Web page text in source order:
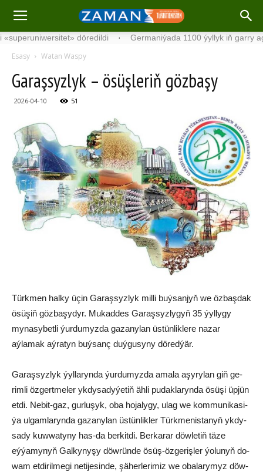
döredildi · Germaniýada 1100 ýyllyk iň garry agaç
Esasy Watan Waspy
Garaşsyzlyk – ösüşleriň gözbaşy
2026-04-10 51
Türkmen halky üçin Garaşsyzlyk milli buýsanjyň we özbaşdak
ösüşiň gözbaşydyr. Mukaddes Garaşsyzlygyň 35 ýyllygy
mynasybetli ýurdumyzda gazanylan üstünliklere nazar
aýlamak aýratyn buýsanç duýgusyny döredýär.
Ga­raş­syz­lyk ýyl­la­ryn­da ýur­du­myz­da ama­la aşy­ry­lan giň ge­
rim­li öz­gert­me­ler yk­dy­sa­dy­ýe­tiň äh­li pu­dak­la­ryn­da ösü­şi üp­jün
et­di. Ne­bit-gaz, gur­lu­şyk, oba ho­ja­ly­gy, ulag we kom­mu­ni­ka­si­
ýa ul­gam­la­ryn­da ga­za­ny­lan üs­tün­lik­ler Türk­me­nis­ta­nyň yk­dy­
sa­dy kuw­wa­ty­ny has-da ber­kit­di. Berkarar döwletiň täze
eýýamynyň Galkynyşy döwründe ösüş-öz­ge­riş­ler ýo­lu­nyň do­
wam et­di­ril­me­gi ne­ti­je­sin­de, şä­her­le­ri­miz we oba­la­ry­myz döw­